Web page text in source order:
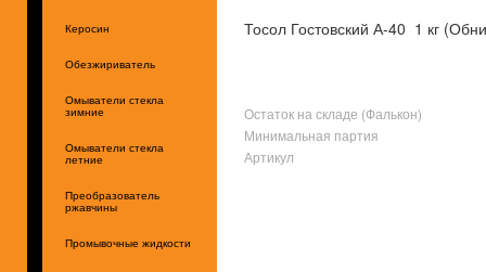
Керосин
Обезжириватель
Омыватели стекла
зимние
Омыватели стекла
летние
Преобразователь
ржавчины
Промывочные жидкости
Тосол Гостовский А-40 1 кг
Остаток на складе (Фалькон)
Минимальная партия
Артикул